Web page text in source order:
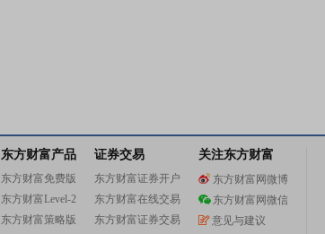
东方财富产品
东方财富免费版
东方财富Level-2
东方财富策略版
证券交易
东方财富证券开户
东方财富在线交易
东方财富证券交易
关注东方财富
东方财富网微博
东方财富网微信
意见与建议